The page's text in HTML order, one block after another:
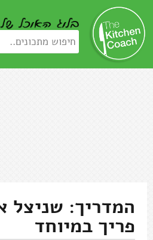
המדריך: שניצל
פריך במיוחד